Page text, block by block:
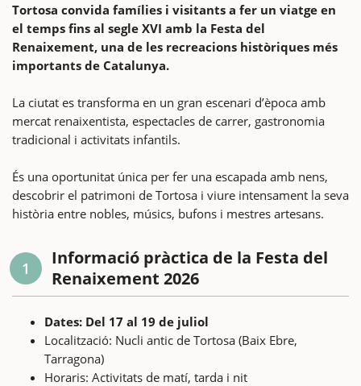
Tortosa convida famílies i visitants a fer un viatge en
el temps fins al segle XVI amb la Festa del
Renaixement, una de les recreacions històriques més
importants de Catalunya.
La ciutat es transforma en un gran escenari d’època amb
mercat renaixentista, espectacles de carrer, gastronomia
tradicional i activitats infantils.
És una oportunitat única per fer una escapada amb nens,
descobrir el patrimoni de Tortosa i viure intensament la seva
història entre nobles, músics, bufons i mestres artesans.
1
Informació pràctica de la Festa del
Renaixement 2026
Dates: Del 17 al 19 de juliol
Localització: Nucli antic de Tortosa (Baix Ebre,
Tarragona)
Horaris: Activitats de matí, tarda i nit